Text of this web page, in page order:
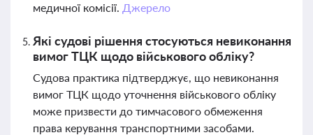
медичної комісії. Джерело
Які судові рішення стосуються невиконання
вимог ТЦК щодо військового обліку?
Судова практика підтверджує, що невиконання
вимог ТЦК щодо уточнення військового обліку
може призвести до тимчасового обмеження
права керування транспортними засобами.